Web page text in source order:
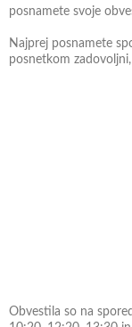
posnamete svoje
Najprej posnamete
posnetkom
Obvestila so na